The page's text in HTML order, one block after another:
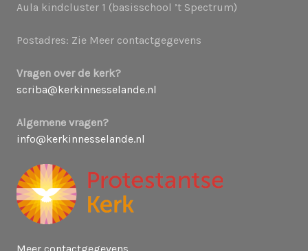
Aula kindcluster 1 (basisschool ’t Spectrum)
Postadres: Zie Meer contactgegevens
Vragen over de kerk?
scriba@kerkinnesselande.nl
Algemene vragen?
info@kerkinnesselande.nl